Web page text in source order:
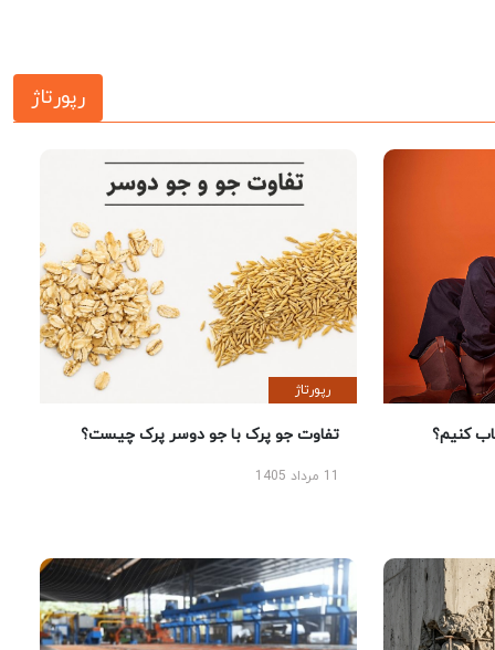
رپورتاژ
کنیم؟
رپورتاژ
تفاوت جو پرک با جو دوسر پرک چیست؟